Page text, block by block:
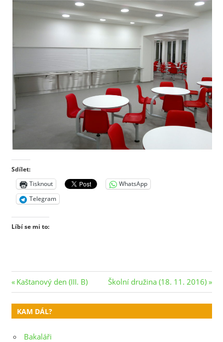
Sdílet:
Tisknout
WhatsApp
Telegram
Líbí se mi to:
Navigace
pro
příspěvek
Previous
Post:
Kaštanový den (III. B)
Next
Post:
Školní družina (18. 11. 2016)
KAM DÁL?
Bakaláři